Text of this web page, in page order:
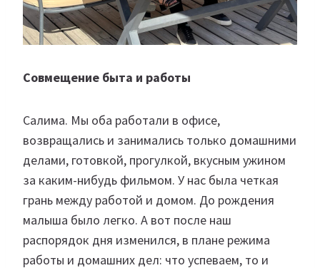
Совмещение быта и работы
Салима. Мы оба работали в офисе,
возвращались и занимались только домашними
делами, готовкой, прогулкой, вкусным ужином
за каким-нибудь фильмом. У нас была четкая
грань между работой и домом. До рождения
малыша было легко. А вот после наш
распорядок дня изменился, в плане режима
работы и домашних дел: что успеваем, то и